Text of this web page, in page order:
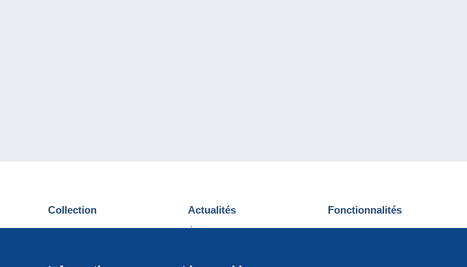
Collection
Cartes postales
Actualités
Événements Delcampe
Fonctionnalités
Nouveautés